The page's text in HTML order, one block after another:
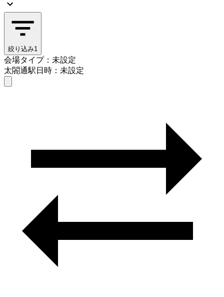
絞り込み1
会場タイプ：未設定
太閤通駅日時：未設定